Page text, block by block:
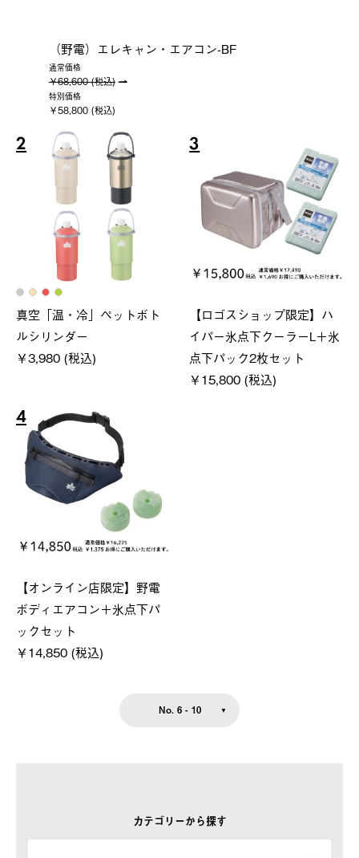
カテゴリーから探す
（野電）エレキャン・エアコン-BF
通常価格
￥68,600 (税込)
特別価格
￥58,800 (税込)
2
真空「温・冷」ペットボト
ルシリンダー
￥3,980 (税込)
3
【ロゴスショップ限定】ハ
イパー氷点下クーラーL＋氷
点下パック2枚セット
￥15,800 (税込)
4
【オンライン店限定】野電
ボディエアコン＋氷点下パ
ックセット
￥14,850 (税込)
No. 6 - 10